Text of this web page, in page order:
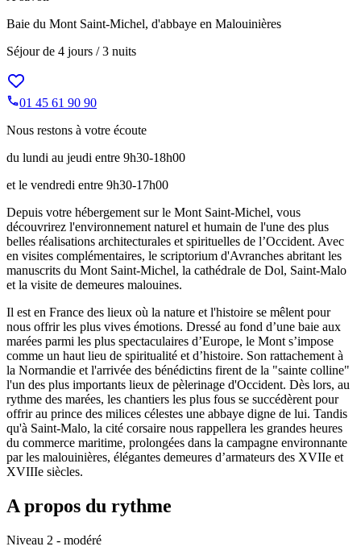
Baie du Mont Saint-Michel, d'abbaye en Malouinières
Séjour de 4 jours / 3 nuits
01 45 61 90 90
Nous restons à votre écoute
du lundi au jeudi entre 9h30-18h00
et le vendredi entre 9h30-17h00
Depuis votre hébergement sur le Mont Saint-Michel, vous
découvrirez l'environnement naturel et humain de l'une des plus
belles réalisations architecturales et spirituelles de l’Occident. Avec
en visites complémentaires, le scriptorium d'Avranches abritant les
manuscrits du Mont Saint-Michel, la cathédrale de Dol, Saint-Malo
et la visite de demeures malouines.
Il est en France des lieux où la nature et l'histoire se mêlent pour
nous offrir les plus vives émotions. Dressé au fond d’une baie aux
marées parmi les plus spectaculaires d’Europe, le Mont s’impose
comme un haut lieu de spiritualité et d’histoire. Son rattachement à
la Normandie et l'arrivée des bénédictins firent de la "sainte colline"
l'un des plus importants lieux de pèlerinage d'Occident. Dès lors, au
rythme des marées, les chantiers les plus fous se succédèrent pour
offrir au prince des milices célestes une abbaye digne de lui. Tandis
qu'à Saint-Malo, la cité corsaire nous rappellera les grandes heures
du commerce maritime, prolongées dans la campagne environnante
par les malouinières, élégantes demeures d’armateurs des XVIIe et
XVIIIe siècles.
A propos du rythme
Niveau 2 - modéré